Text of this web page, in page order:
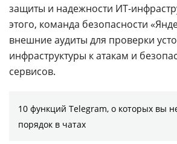
защиты и надежности ИТ-
этого, команда безопасности
внешние аудиты для проверки
инфраструктуры к атакам и
сервисов.
10 функций Telegram, о которых вы
порядок в чатах